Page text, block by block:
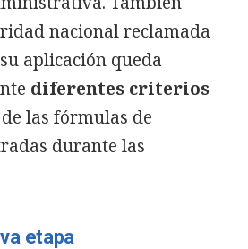
nacional reclamada
aplicación queda
diferentes criterios
las fórmulas de
durante las
etapa